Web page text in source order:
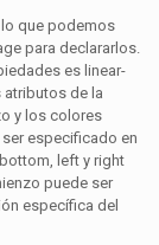
que podemos
para declararlos.
es linear-
de la
y los colores
especificado en
left y right
puede ser
específica del